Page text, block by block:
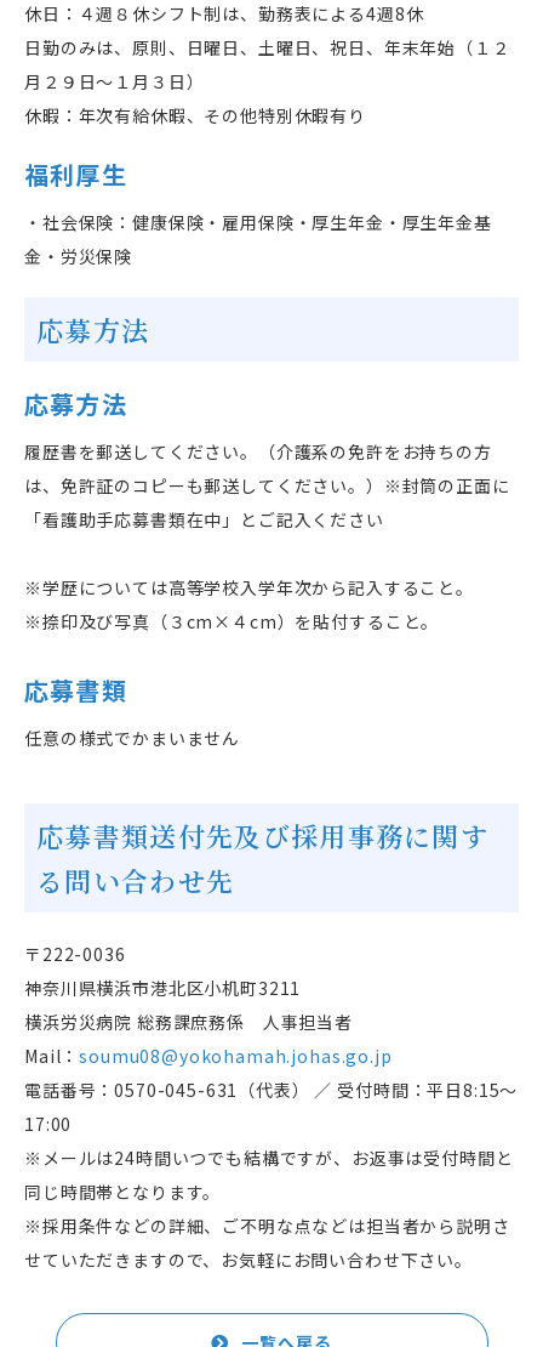
休日：４週８休シフト制は、勤務表による4週8休
日勤のみは、原則、日曜日、土曜日、祝日、年末年始（１２
月２９日〜１月３日）
休暇：年次有給休暇、その他特別休暇有り
福利厚生
・社会保険：健康保険・雇用保険・厚生年金・厚生年金基
金・労災保険
応募方法
応募方法
履歴書を郵送してください。（介護系の免許をお持ちの方
は、免許証のコピーも郵送してください。）※封筒の正面に
「看護助手応募書類在中」とご記入ください
※学歴については高等学校入学年次から記入すること。
※捺印及び写真（３ cm ×４ cm）を貼付すること。
応募書類
任意の様式でかまいません
応募書類送付先及び採用事務に関す
る問い合わせ先
〒222-0036
神奈川県横浜市港北区小机町3211
横浜労災病院 総務課庶務係 人事担当者
Mail：soumu08@yokohamah.johas.go.jp
電話番号：0570-045-631 （代表） ／ 受付時間：平日8:15〜
17:00
※メールは24時間いつでも結構ですが、お返事は受付時間と
同じ時間帯となります。
※採用条件などの詳細、ご不明な点などは担当者から説明さ
せていただきますので、お気軽にお問い合わせ下さい。
一覧へ戻る